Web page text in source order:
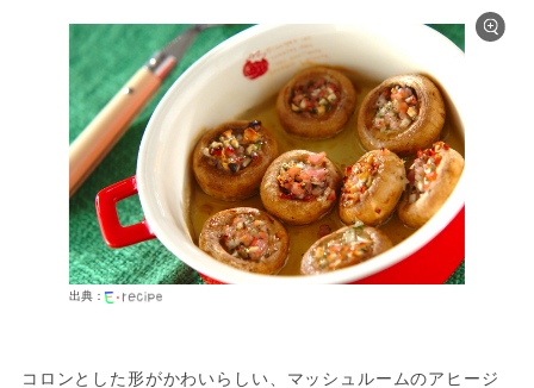
出典：
コロンとした形がかわいらしい、マッシュルームのアヒージ